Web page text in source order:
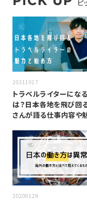
ピ
20211017
トラベルライターにな
は？日本各地を飛び回
さんが語る仕事内容や
20200129